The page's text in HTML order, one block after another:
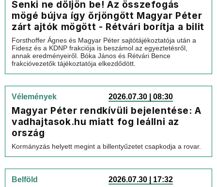
Senki ne dőljön be! Az összefogás
mögé bújva így őrjöngött Magyar Péter
zárt ajtók mögött - Rétvári borítja a bilit
Forsthoffer Ágnes és Magyar Péter sajtótájékoztatója után a
Fidesz és a KDNP frakciója is beszámol az egyeztetésről,
annak eredményeiről. Bóka János és Rétvári Bence
frakcióvezetők tájékoztatója elkezdődött.
Vélemények 2026.07.30 | 08:30
Magyar Péter rendkívüli bejelentése: A
vadhajtasok.hu miatt fog leállni az
ország
Kormányzás helyett megint a billentyűzetet csapkodja a rovar.
Belföld 2026.07.30 | 17:32